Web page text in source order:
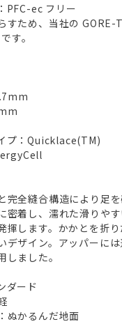
PFC-ec フリー
すため、当社の GORE-
す。
プ：Quicklace(TM)
完全縫合構造により足
密着し、濡れた滑りや
揮します。かかとを折
デザイン。アッパーに
しました。
ダード
ぬかるんだ地面